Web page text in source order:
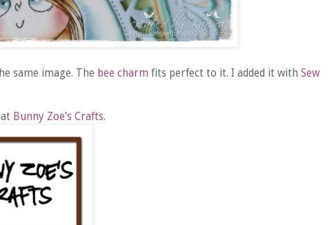
same image. The bee charm fits perfect to it. I added it with Sew
Bunny Zoe's Crafts.